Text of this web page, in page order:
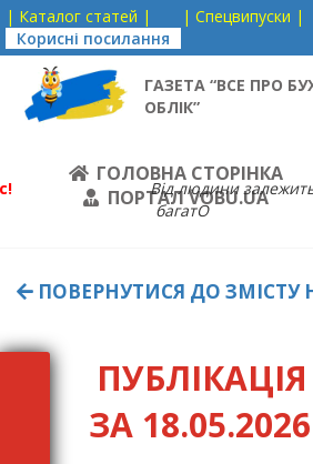
| Каталог статей |
| Спецвипуски |
Корисні посилання
ГАЗЕТА “ВСЕ ПРО
ОБЛІК”
ГОЛОВНА СТОРІНКА
ПОРТАЛ VOBU.UA
Від людини
багатО
ПОВЕРНУТИСЯ ДО ЗМІСТУ
ЗА